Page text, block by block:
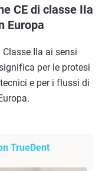
CE di classe IIa
Europa
IIa ai sensi
per le protesi
e per i flussi di
TrueDent